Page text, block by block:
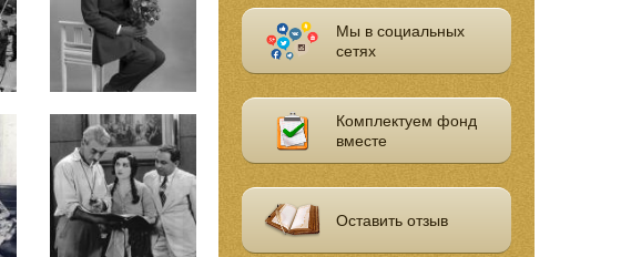
Мы в социальных
сетях
Комплектуем фонд
вместе
Оставить отзыв